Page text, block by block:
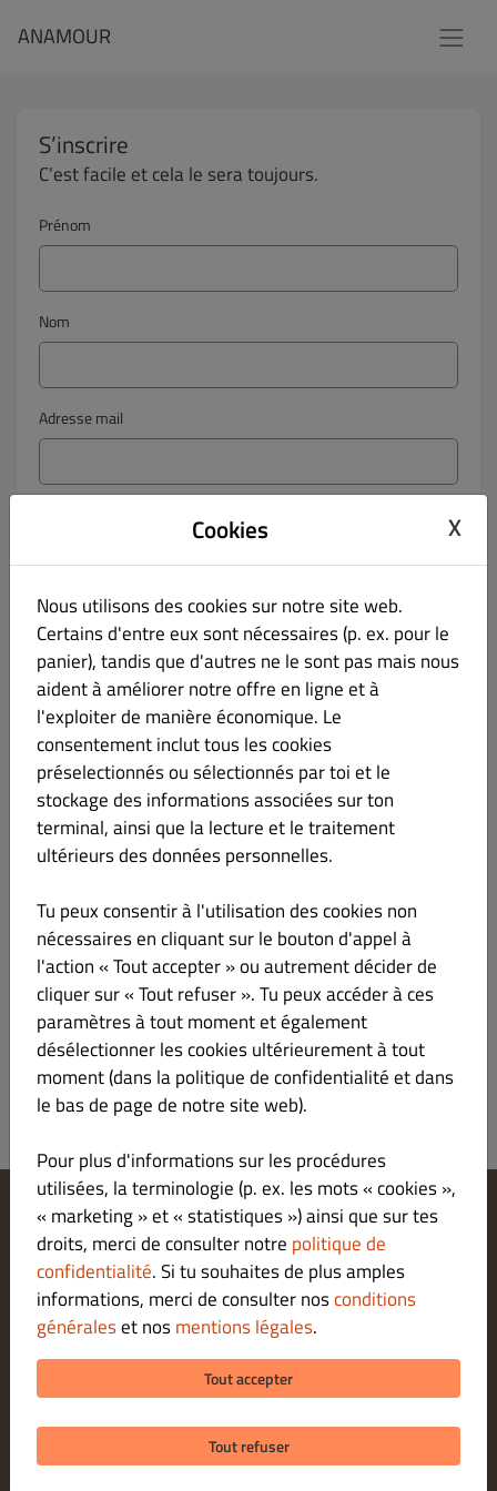
ANAMOUR
S’inscrire
C’est facile et cela le sera toujours.
Prénom
Nom
Adresse mail
Confirmer mot de passe
Téléphone
Aucun
Tenez-moi au courant des offres par courriel.
En cliquant sur « Inscription », vous acceptez les
générales et la Politique de confidentialité
S' enregistrer
Se Connecter
Modifier les paramètres relatifs aux cookies
Contactez-nous
Politique De Confidentialité
Conditions Générales
Legal notice
MODES DE PAIEMENT POUR LE RETRAIT SUR PLACE
Cookies X
Nous utilisons des cookies sur notre site web.
Certains d'entre eux sont nécessaires (p. ex. pour le
panier), tandis que d'autres ne le sont pas mais nous
aident à améliorer notre offre en ligne et à
l'exploiter de manière économique. Le
consentement inclut tous les cookies
préselectionnés ou sélectionnés par toi et le
stockage des informations associées sur ton
terminal, ainsi que la lecture et le traitement
ultérieurs des données personnelles.
Tu peux consentir à l'utilisation des cookies non
nécessaires en cliquant sur le bouton d'appel à
l'action « Tout accepter » ou autrement décider de
cliquer sur « Tout refuser ». Tu peux accéder à ces
paramètres à tout moment et également
désélectionner les cookies ultérieurement à tout
moment (dans la politique de confidentialité et dans
le bas de page de notre site web).
Pour plus d'informations sur les procédures
utilisées, la terminologie (p. ex. les mots « cookies »,
« marketing » et « statistiques ») ainsi que sur tes
droits, merci de consulter notre politique de
confidentialité. Si tu souhaites de plus amples
informations, merci de consulter nosconditions
généraleset nosmentions légales.
Tout accepter
Tout refuser